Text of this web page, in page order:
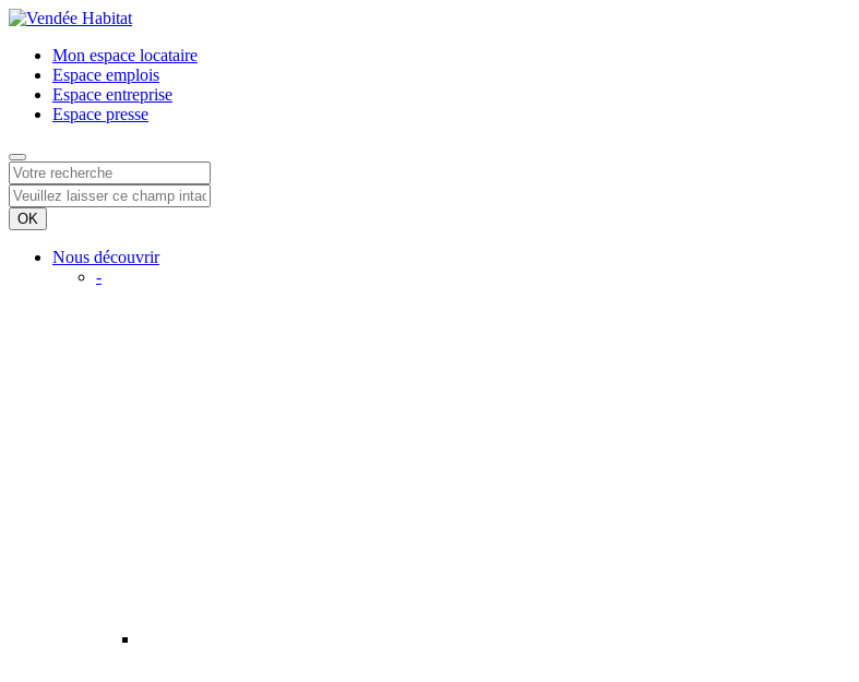
Mon espace locataire
Espace emplois
Espace entreprise
Espace presse
Nous découvrir
-